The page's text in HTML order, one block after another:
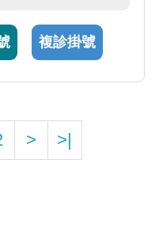
治療、脈衝光回
治療。
複診掛號
> >|